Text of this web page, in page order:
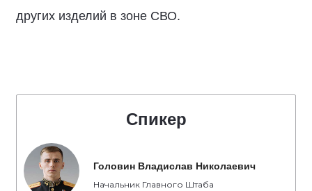
других изделий в зоне СВО.
Спикер
Головин Владислав Николаевич
Начальник Главного Штаба